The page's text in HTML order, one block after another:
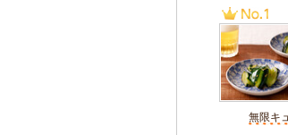
無限キ